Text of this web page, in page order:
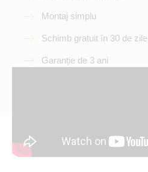
Montaj simplu
Schimb gratuit în 30 de zile
Garanție de 3 ani